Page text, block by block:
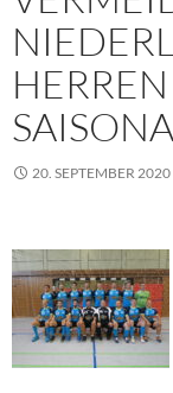
20. SEPTEMBER 2020